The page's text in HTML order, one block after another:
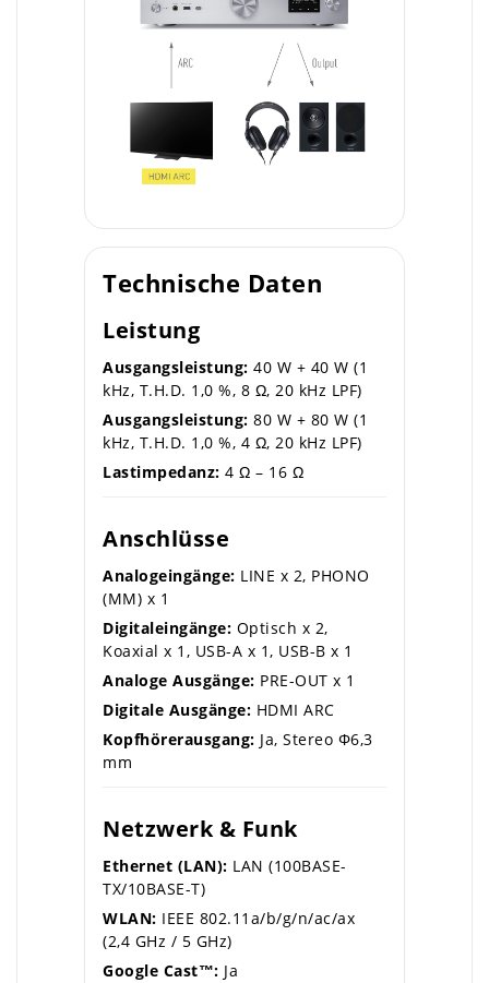
Technische Daten
Leistung
Ausgangsleistung: 40 W + 40 W (1
kHz, T.H.D. 1,0 %, 8 Ω, 20 kHz LPF)
Ausgangsleistung: 80 W + 80 W (1
kHz, T.H.D. 1,0 %, 4 Ω, 20 kHz LPF)
Lastimpedanz: 4 Ω – 16 Ω
Anschlüsse
Analogeingänge: LINE x 2, PHONO
(MM) x 1
Digitaleingänge: Optisch x 2,
Koaxial x 1, USB-A x 1, USB-B x 1
Analoge Ausgänge: PRE-OUT x 1
Digitale Ausgänge: HDMI ARC
Kopfhörerausgang: Ja, Stereo Φ6,3
mm
Netzwerk & Funk
Ethernet (LAN): LAN (100BASE-
TX/10BASE-T)
WLAN: IEEE 802.11a/b/g/n/ac/ax
(2,4 GHz / 5 GHz)
Google Cast™: Ja